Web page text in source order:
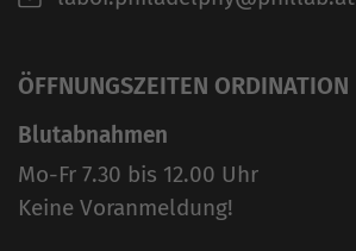
ÖFFNUNGSZEITEN ORDINATION
Blutabnahmen
Mo-Fr 7.30 bis 12.00 Uhr
Keine Voranmeldung!